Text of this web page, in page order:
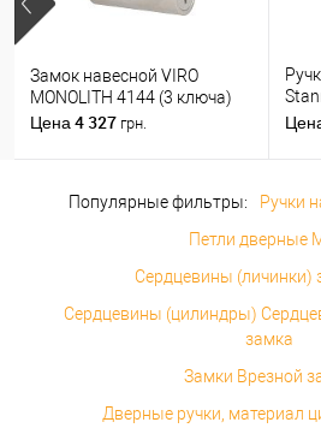
Замок навесной VIRO
MONOLITH 4144 (3 ключа)
Цена 4 327 грн.
Популярные фильтры:
Ручки
Петли дверные
Сердцевины (личинки)
Сердцевины (цилиндры)
замка
Замки Врезной
Дверные ручки, материал